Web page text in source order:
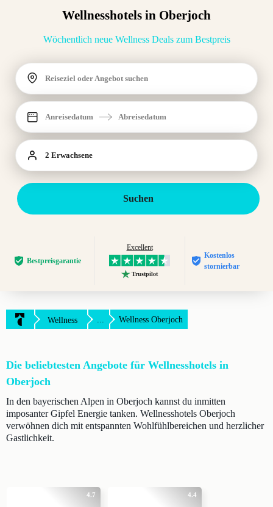
Wellnesshotels in Oberjoch
Wöchentlich neue Wellness Deals zum Bestpreis
Reiseziel oder Angebot suchen
Anreisedatum Abreisedatum
2 Erwachsene
Suchen
Bestpreis­garantie
Excellent
Trustpilot
Kostenlos
stornierbar
Wellness ... Wellness Oberjoch
Die beliebtesten Angebote für Wellnesshotels in
Oberjoch
In den bayerischen Alpen in Oberjoch kannst du inmitten
imposanter Gipfel Energie tanken. Wellnesshotels Oberjoch
verwöhnen dich mit entspannten Wohlfühlbereichen und herzlicher
Gastlichkeit.
4.7 4.4